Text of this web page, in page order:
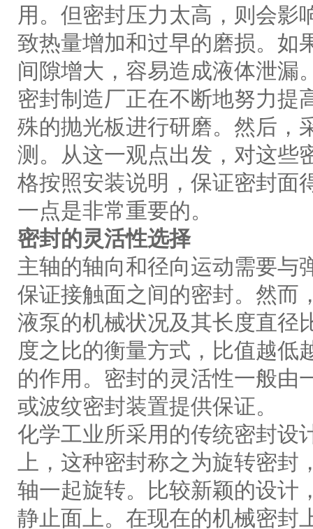
用。但密封压力太高，则会影
致热量增加和过早的磨损。如
间隙增大，容易造成液体泄漏
密封制造厂正在不断地努力提
殊的抛光板进行研磨。然后，
测。从这一观点出发，对这些
格按照安装说明，保证密封面
一点是非常重要的。
密封的灵活性选择
主轴的轴向和径向运动需要与
保证接触面之间的密封。然而
液泵的机械状况及其长度直径
度之比的衡量方式，比值越低
的作用。密封的灵活性一般由
或波纹密封装置提供保证。
化学工业所采用的传统密封设
上，这种密封称之为旋转密封
轴一起旋转。比较新颖的设计
静止面上。在现在的机械密封